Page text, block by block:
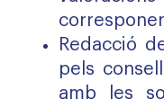
Redacció
pels
amb les